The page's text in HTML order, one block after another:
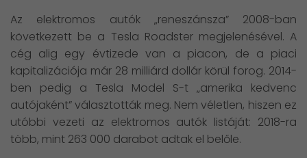
Az elektromos autók „reneszánsza” 2008-ban
következett be a Tesla Roadster megjelenésével. A
cég alig egy évtizede van a piacon, de a piaci
kapitalizációja már 28 milliárd dollár körül forog. 2014-
ben pedig a Tesla Model S-t „amerika kedvenc
autójaként” választották meg. Nem véletlen, hiszen ez
utóbbi vezeti az elektromos autók listáját: 2018-ra
több, mint 263 000 darabot adtak el belőle.